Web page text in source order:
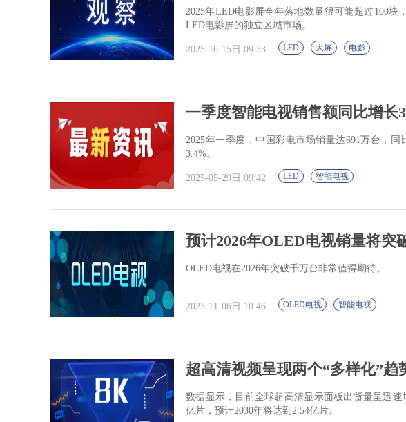
2025年LED电影屏全年落地数量很可能超过100
LED电影屏的独立区域市场。
2025-10-15日 09:33 LED 大屏 电影
一季度智能电视销售额同比增
2025年一季度，中国彩电市场销量达691万台，
3.4%。
2025-05-29日 09:42 LED 智能电视
预计2026年OLED电视销量将突
OLED电视在2026年突破千万台非常值得期待。
2023-11-06日 10:46 OLED电视 智能电视
超高清视频呈现两个“多样化”趋
数据显示，目前全球超高清显示面板出货量呈迅
亿片，预计2030年将达到2.54亿片。